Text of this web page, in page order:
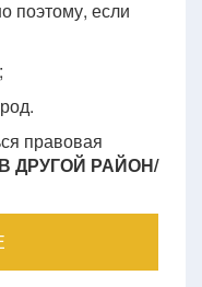
поэтому, если
правовая
ДРУГОЙ РАЙОН/